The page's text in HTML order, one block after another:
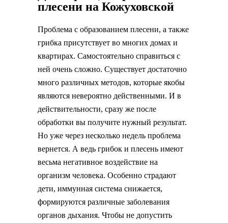
плесени на Кожуховской
Проблема с образованием плесени, а также
грибка присутствует во многих домах и
квартирах. Самостоятельно справиться с
ней очень сложно. Существует достаточно
много различных методов, которые якобы
являются невероятно действенными. И в
действительности, сразу же после
обработки вы получите нужный результат.
Но уже через несколько недель проблема
вернется. А ведь грибок и плесень имеют
весьма негативное воздействие на
организм человека. Особенно страдают
дети, иммунная система снижается,
формируются различные заболевания
органов дыхания. Чтобы не допустить